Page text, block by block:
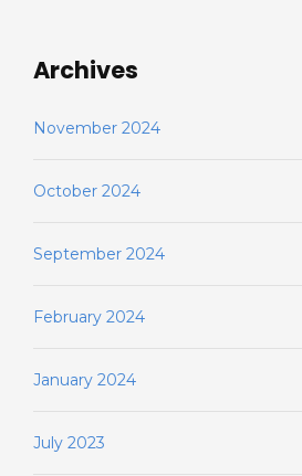
Archives
November 2024
October 2024
September 2024
February 2024
January 2024
July 2023